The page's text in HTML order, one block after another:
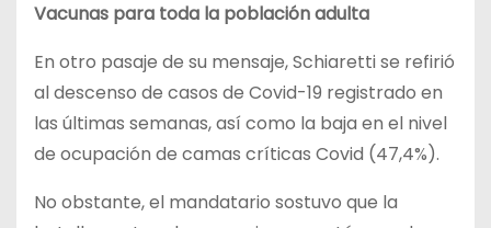
Vacunas para toda la población adulta
En otro pasaje de su mensaje, Schiaretti se refirió
al descenso de casos de Covid-19 registrado en
las últimas semanas, así como la baja en el nivel
de ocupación de camas críticas Covid (47,4%).
No obstante, el mandatario sostuvo que la